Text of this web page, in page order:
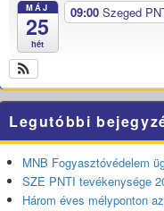
MÁJ
25
hét
09:00 Szeged
Legutóbbi
MNB Fogyasztóvédelem
SZE PNTI tevékenysége
Három éves mélyponton